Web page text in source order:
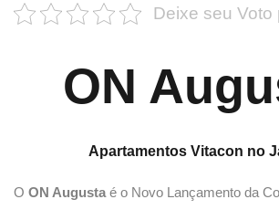
Deixe seu Voto
ON
Apartamentos Vitacon no
O ON Augusta é o Novo Lançamento da